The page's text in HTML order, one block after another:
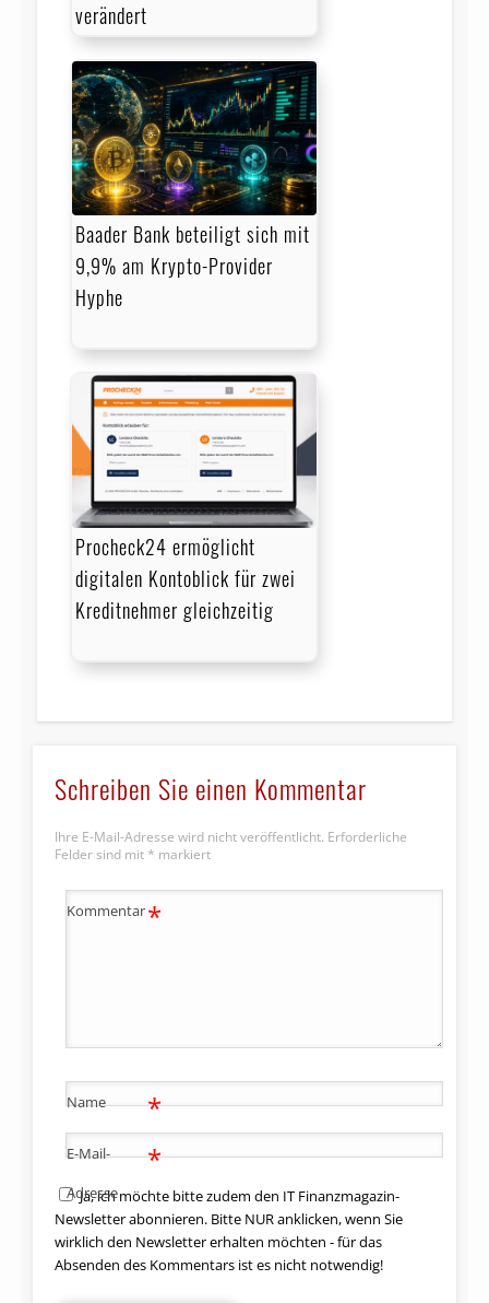
verändert
Baader Bank beteiligt sich mit
9,9% am Krypto-Provider
Hyphe
Procheck24 ermöglicht
digitalen Kontoblick für zwei
Kreditnehmer gleichzeitig
Schreiben Sie einen Kommentar
Ihre E-Mail-Adresse wird nicht veröffentlicht. Erforderliche
Felder sind mit * markiert
Kommentar*
Name *
E-Mail-
Adresse
*
Ja, ich möchte bitte zudem den IT Finanzmagazin-
Newsletter abonnieren. Bitte NUR anklicken, wenn Sie
wirklich den Newsletter erhalten möchten - für das
Absenden des Kommentars ist es nicht notwendig!